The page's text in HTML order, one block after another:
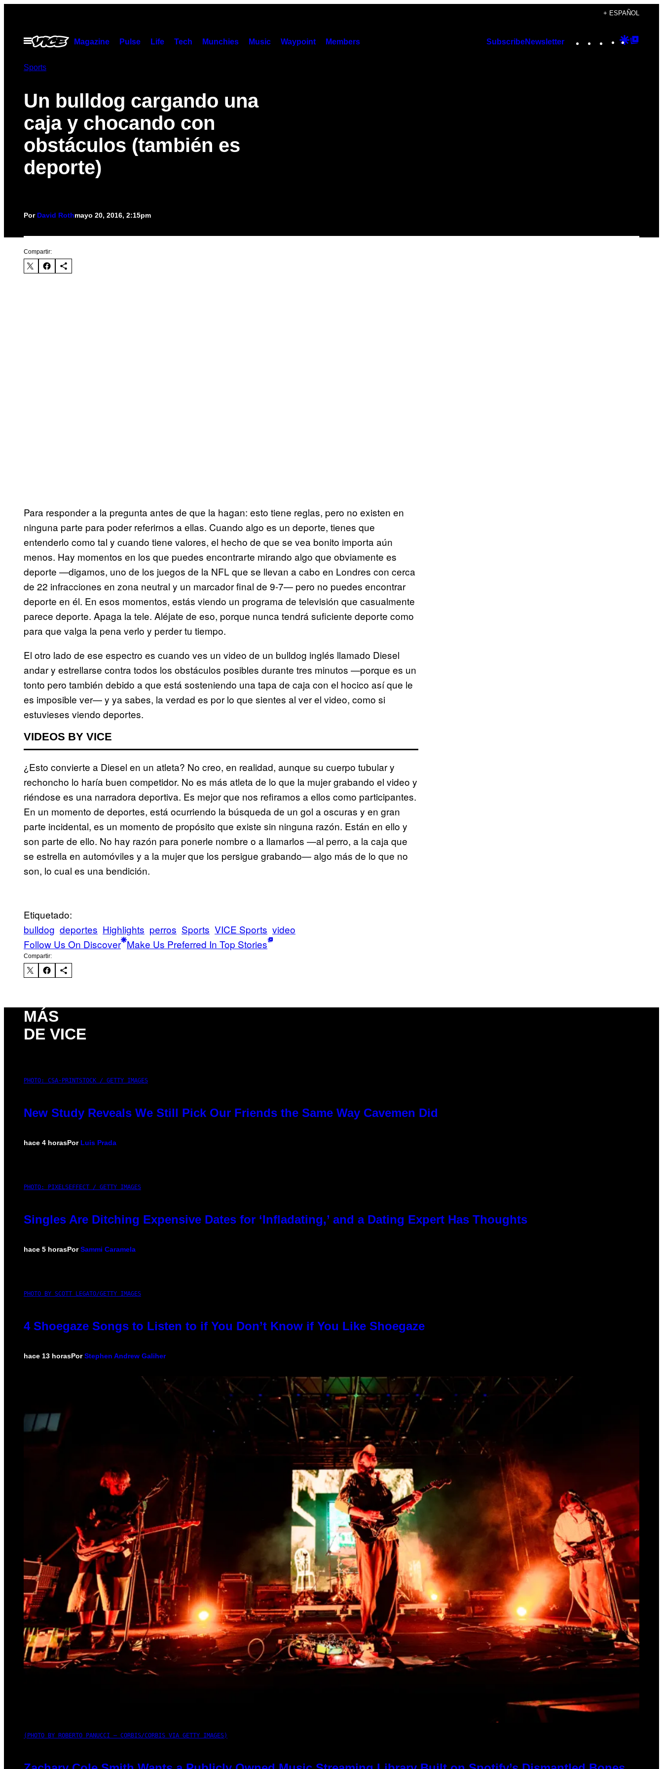
contenido
+ ESPAÑOL
Abrir
Menú
Magazine Pulse Life Tech Munchies Music Waypoint Members SubscribeNewsletter Instagram
TikTok
YouTube
Google
Sports
Un bulldog cargando una
caja y chocando con
obstáculos (también es
deporte)
Por David Rothmayo 20, 2016, 2:15pm
Compartir:
Para responder a la pregunta antes de que la hagan: esto tiene reglas, pero no existen en
ninguna parte para poder referirnos a ellas. Cuando algo es un deporte, tienes que
entenderlo como tal y cuando tiene valores, el hecho de que se vea bonito importa aún
menos. Hay momentos en los que puedes encontrarte mirando algo que obviamente es
deporte —digamos, uno de los juegos de la NFL que se llevan a cabo en Londres con cerca
de 22 infracciones en zona neutral y un marcador final de 9-7— pero no puedes encontrar
deporte en él. En esos momentos, estás viendo un programa de televisión que casualmente
parece deporte. Apaga la tele. Aléjate de eso, porque nunca tendrá suficiente deporte como
para que valga la pena verlo y perder tu tiempo.
El otro lado de ese espectro es cuando ves un video de un bulldog inglés llamado Diesel
andar y estrellarse contra todos los obstáculos posibles durante tres minutos —porque es un
tonto pero también debido a que está sosteniendo una tapa de caja con el hocico así que le
es imposible ver— y ya sabes, la verdad es por lo que sientes al ver el video, como si
estuvieses viendo deportes.
VIDEOS BY VICE
¿Esto convierte a Diesel en un atleta? No creo, en realidad, aunque su cuerpo tubular y
rechoncho lo haría buen competidor. No es más atleta de lo que la mujer grabando el video y
riéndose es una narradora deportiva. Es mejor que nos refiramos a ellos como participantes.
En un momento de deportes, está ocurriendo la búsqueda de un gol a oscuras y en gran
parte incidental, es un momento de propósito que existe sin ninguna razón. Están en ello y
son parte de ello. No hay razón para ponerle nombre o a llamarlos —al perro, a la caja que
se estrella en automóviles y a la mujer que los persigue grabando— algo más de lo que no
son, lo cual es una bendición.
Etiquetado:
bulldog deportes Highlights perros Sports VICE Sports video
Follow Us On Discover Make Us Preferred In Top Stories
Compartir:
MÁS
DE VICE
PHOTO: CSA-PRINTSTOCK / GETTY IMAGES
New Study Reveals We Still Pick Our Friends the Same Way Cavemen Did
hace 4 horasPor Luis Prada
PHOTO: PIXELSEFFECT / GETTY IMAGES
Singles Are Ditching Expensive Dates for ‘Infladating,’ and a Dating Expert Has Thoughts
hace 5 horasPorSammi Caramela
PHOTO BY SCOTT LEGATO/GETTY IMAGES
4 Shoegaze Songs to Listen to if You Don’t Know if You Like Shoegaze
hace 13 horasPorStephen Andrew Galiher
(PHOTO BY ROBERTO PANUCCI – CORBIS/CORBIS VIA GETTY IMAGES)